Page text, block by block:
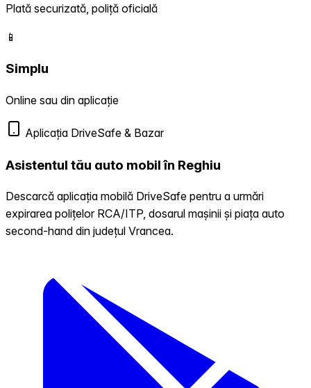
Plată securizată, poliță oficială
📱
Simplu
Online sau din aplicație
Aplicația DriveSafe & Bazar
Asistentul tău auto mobil în Reghiu
Descarcă aplicația mobilă DriveSafe pentru a urmări
expirarea polițelor RCA/ITP, dosarul mașinii și piața auto
second-hand din județul Vrancea.